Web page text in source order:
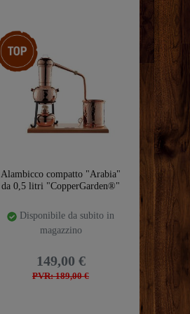
Ceres::Template.storeSpecialTop
Alambicco compatto "Arabia"
da 0,5 litri "CopperGarden®"
Disponibile da subito in
magazzino
PVR: 189,00 €
149,00 €